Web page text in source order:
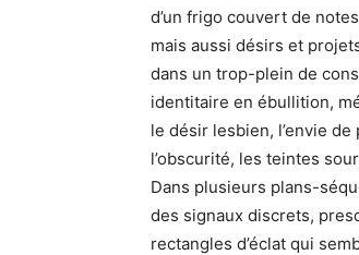
d’un frigo couvert de
mais aussi désirs et
dans un trop-plein de
identitaire en ébullition,
le désir lesbien, l’envie
l’obscurité, les teintes
Dans plusieurs plans-
des signaux discrets,
rectangles d’éclat qui